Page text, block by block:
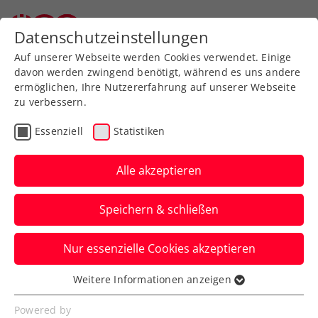
Aktuelle News
News filtern
Datenschutzeinstellungen
Auf unserer Webseite werden Cookies verwendet. Einige
davon werden zwingend benötigt, während es uns andere
ermöglichen, Ihre Nutzererfahrung auf unserer Webseite
zu verbessern.
Essenziell Statistiken
Alle akzeptieren
Speichern & schließen
Nur essenzielle Cookies akzeptieren
Essenziell
Essenzielle Cookies werden für grundlegende
Weitere Informationen anzeigen
Powered by